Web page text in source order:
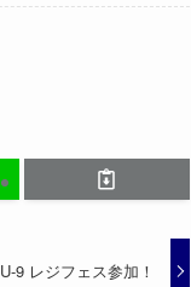
U-9 レジフェス参加！